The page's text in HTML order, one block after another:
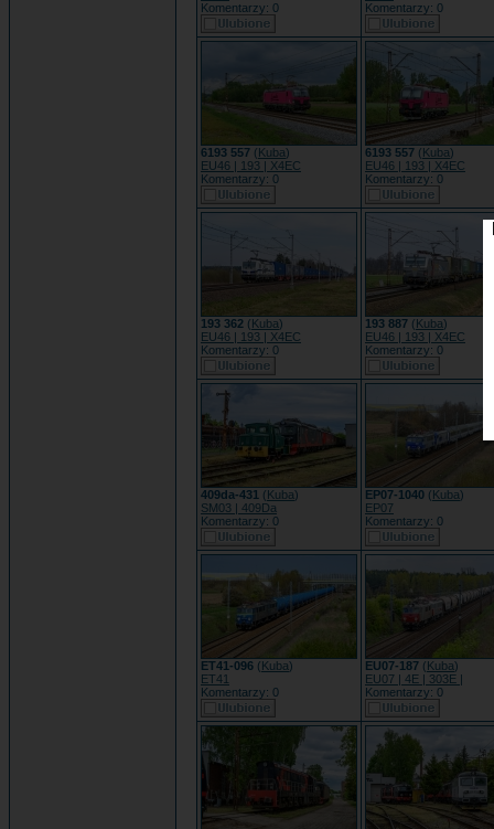
Komentarzy: 0
Komentarzy: 0
6193 557 (Kuba)
EU46 | 193 | X4EC
Komentarzy: 0
6193 557 (Kuba)
EU46 | 193 | X4EC
Komentarzy: 0
193 362 (Kuba)
EU46 | 193 | X4EC
Komentarzy: 0
193 887 (Kuba)
EU46 | 193 | X4EC
Komentarzy: 0
409da-431 (Kuba)
SM03 | 409Da
Komentarzy: 0
EP07-1040 (Kuba)
EP07
Komentarzy: 0
ET41-096 (Kuba)
ET41
Komentarzy: 0
EU07-187 (Kuba)
EU07 | 4E | 303E |
Komentarzy: 0